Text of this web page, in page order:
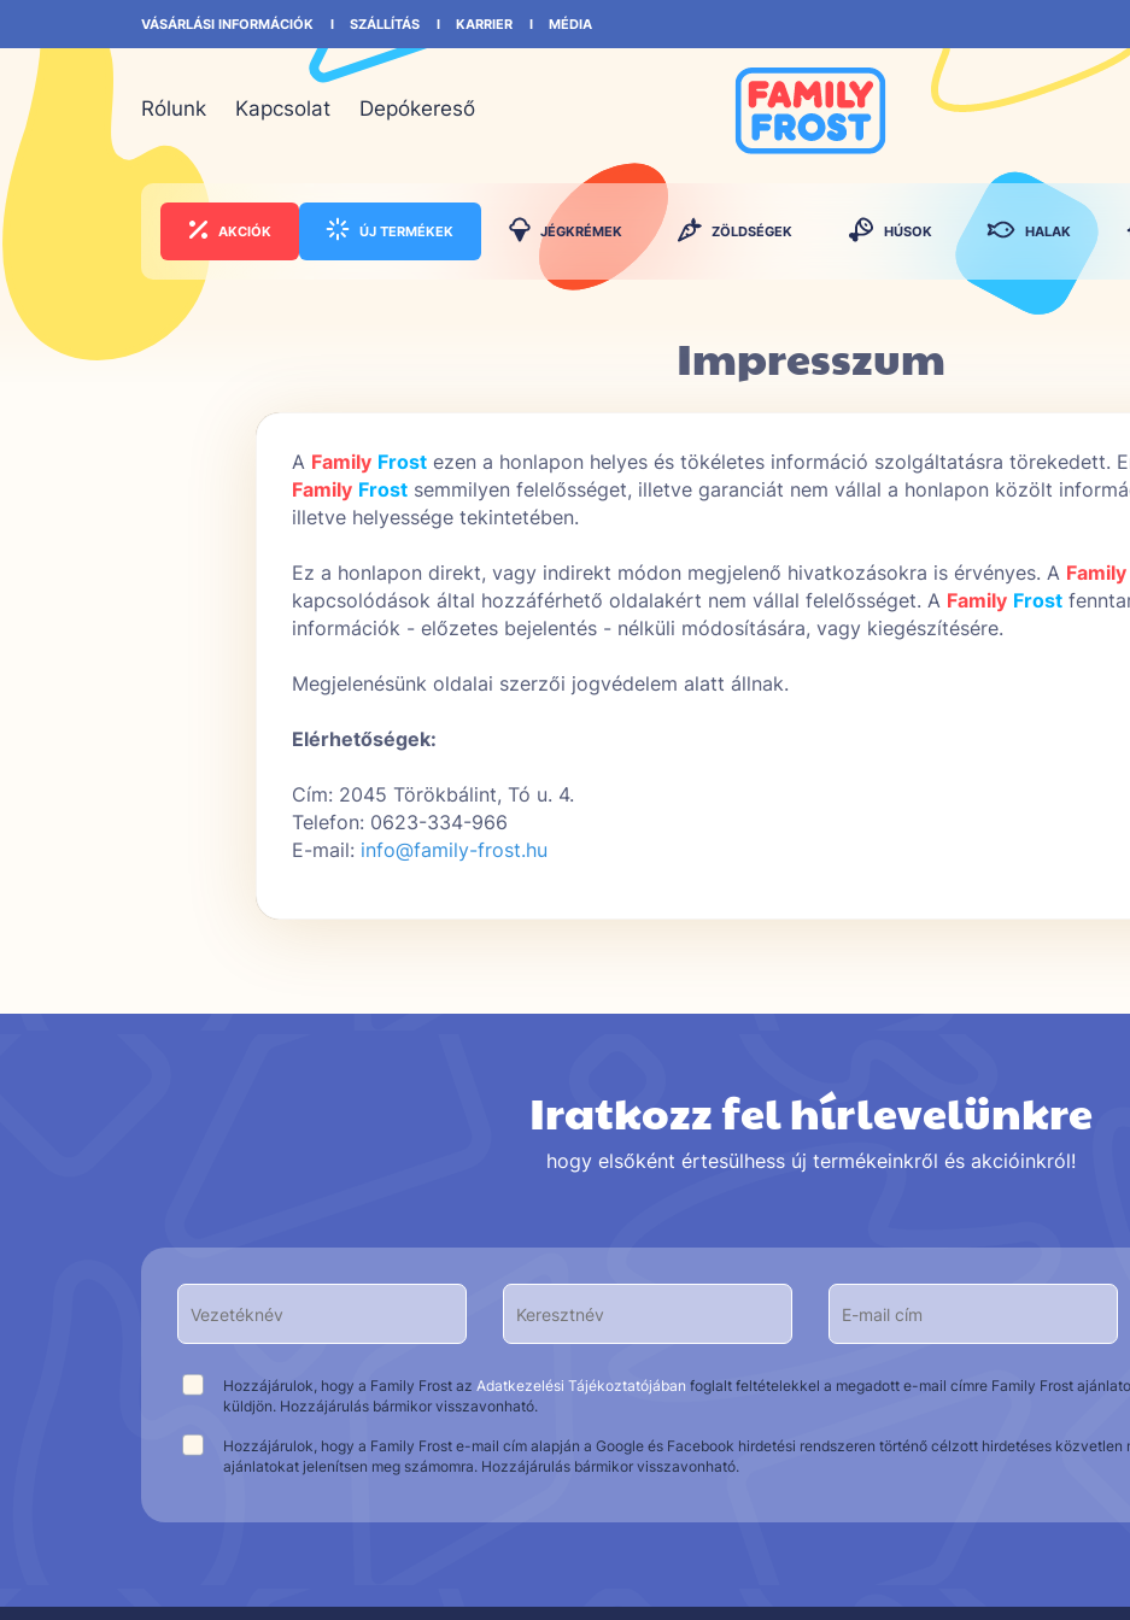
VÁSÁRLÁSI INFORMÁCIÓK SZÁLLÍTÁS KARRIER MÉDIA
Rólunk Kapcsolat Depókereső
AKCIÓK ÚJ TERMÉKEK JÉGKRÉMEK ZÖLDSÉGEK HÚSOK HALAK
Impresszum
A Family Frost ezen a honlapon helyes és tökéletes információ szolgáltatásra törekedett.
Family Frost semmilyen felelősséget, illetve garanciát nem vállal a honlapon közölt
illetve helyessége tekintetében.
Ez a honlapon direkt, vagy indirekt módon megjelenő hivatkozásokra is érvényes. A Family
kapcsolódások által hozzáférhető oldalakért nem vállal felelősséget. A Family Frost
információk - előzetes bejelentés - nélküli módosítására, vagy kiegészítésére.
Megjelenésünk oldalai szerzői jogvédelem alatt állnak.
Elérhetőségek:
Cím: 2045 Törökbálint, Tó u. 4.
Telefon: 0623-334-966
E-mail: info@family-frost.hu
Iratkozz fel hírlevelünkre
hogy elsőként értesülhess új termékeinkről és akcióinkról!
Hozzájárulok, hogy a Family Frost az Adatkezelési Tájékoztatójában foglalt feltételekkel a megadott e-mail címre Family Frost
küldjön. Hozzájárulás bármikor visszavonható.
Hozzájárulok, hogy a Family Frost e-mail cím alapján a Google és Facebook hirdetési rendszeren történő célzott hirdetéses
ajánlatokat jelenítsen meg számomra. Hozzájárulás bármikor visszavonható.